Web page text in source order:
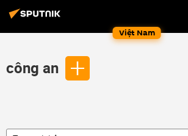
Việt Nam
công an